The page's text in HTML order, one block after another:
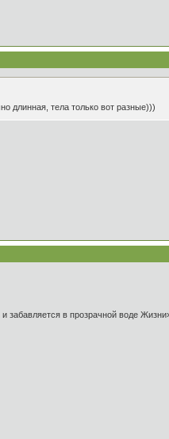
длинная, тела только вот разные)))
забавляется в прозрачной воде